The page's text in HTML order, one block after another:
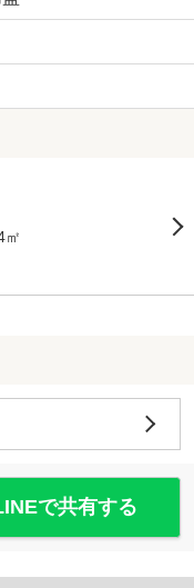
㎡
で共有する